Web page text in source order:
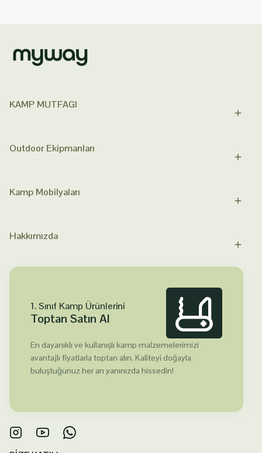
KAMP MUTFAGI
Outdoor Ekipmanları
Kamp Mobilyaları
Hakkımızda
1. Sınıf Kamp Ürünlerini
Toptan Satın Al
En dayanıklı ve kullanışlı kamp malzemelerimizi
avantajlı fiyatlarla toptan alın. Kaliteyi doğayla
buluştuğunuz her an yanınızda hissedin!